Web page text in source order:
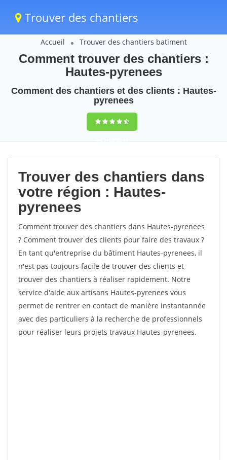
Trouver des chantiers
Accueil Trouver des chantiers batiment
Comment trouver des chantiers :
Hautes-pyrenees
Comment des chantiers et des clients : Hautes-
pyrenees
9,5(100%)41
votes
Trouver des chantiers dans
votre région : Hautes-
pyrenees
Comment trouver des chantiers dans Hautes-pyrenees
? Comment trouver des clients pour faire des travaux ?
En tant qu'entreprise du bâtiment Hautes-pyrenees, il
n'est pas toujours facile de trouver des clients et
trouver des chantiers à réaliser rapidement. Notre
service d'aide aux artisans Hautes-pyrenees vous
permet de rentrer en contact de manière instantannée
avec des particuliers à la recherche de professionnels
pour réaliser leurs projets travaux Hautes-pyrenees.